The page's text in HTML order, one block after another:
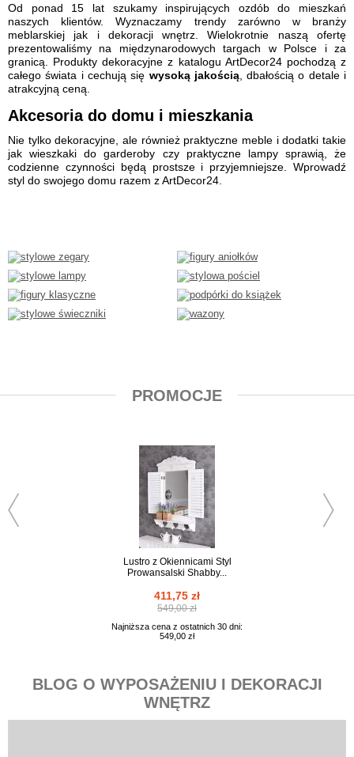
Od ponad 15 lat szukamy inspirujących ozdób do mieszkań
naszych klientów. Wyznaczamy trendy zarówno w branży
meblarskiej jak i dekoracji wnętrz. Wielokrotnie naszą ofertę
prezentowaliśmy na międzynarodowych targach w Polsce i za
granicą. Produkty dekoracyjne z katalogu ArtDecor24 pochodzą z
całego świata i cechują się wysoką jakością, dbałością o detale i
atrakcyjną ceną.
Akcesoria do domu i mieszkania
Nie tylko dekoracyjne, ale również praktyczne meble i dodatki takie
jak wieszkaki do garderoby czy praktyczne lampy sprawią, że
codzienne czynności będą prostsze i przyjemniejsze. Wprowadź
styl do swojego domu razem z ArtDecor24.
PROMOCJE
Lustro z Okiennicami Styl
Prowansalski Shabby...
411,75 zł
549,00 zł
Najniższa cena z ostatnich 30 dni:
549,00 zł
BLOG O WYPOSAŻENIU I DEKORACJI
WNĘTRZ